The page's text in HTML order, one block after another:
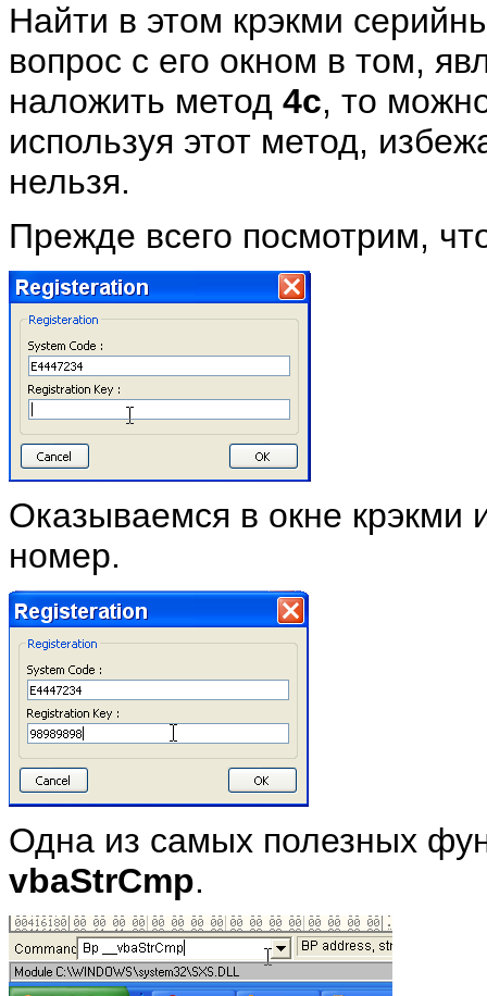
Найти в этом крэкми
вопрос с его окном в том,
наложить метод 4c, то
используя этот метод,
нельзя.
Прежде всего посмотрим,
Оказываемся в окне
номер.
Одна из самых полезных
vbaStrCmp.